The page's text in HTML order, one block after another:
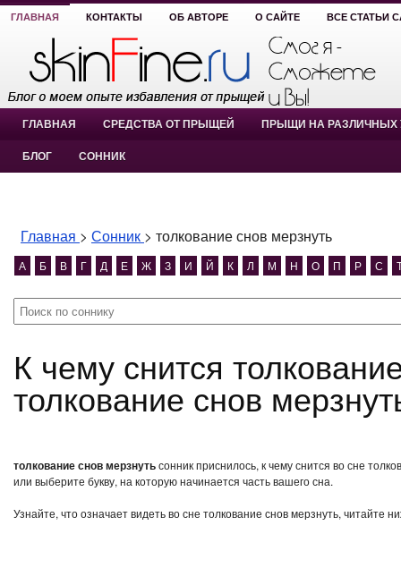
ГЛАВНАЯ КОНТАКТЫ ОБ АВТОРЕ О САЙТЕ ВСЕ СТАТЬИ
ГЛАВНАЯ СРЕДСТВА ОТ ПРЫЩЕЙ ПРЫЩИ НА РАЗЛИЧНЫХ
БЛОГ СОННИК
Главная > Сонник > толкование снов мерзнуть
А Б В Г Д Е Ж З И Й К Л М Н О П Р С
К чему снится толкование снов мерзнуть?
толкование снов
толкование снов мерзнутьсонник приснилось, к чему снится во сне
или выберите букву, на которую начинается часть вашего сна.
Узнайте, что означает видеть во сне толкование снов мерзнуть, читайте